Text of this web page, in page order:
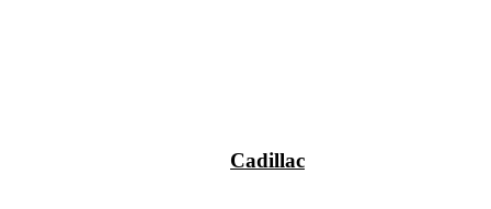
Cadillac